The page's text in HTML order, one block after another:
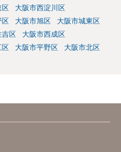
区
大阪市西淀川区
区 大阪市旭区
大阪市城東区
区
大阪市西成区
区 大阪市平野区
大阪市北区